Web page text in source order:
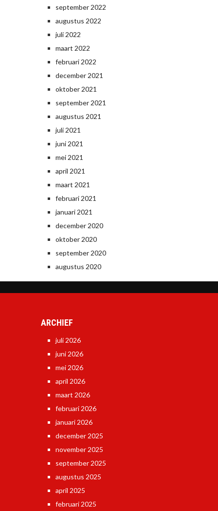
september 2022
augustus 2022
juli 2022
maart 2022
februari 2022
december 2021
oktober 2021
september 2021
augustus 2021
juli 2021
juni 2021
mei 2021
april 2021
maart 2021
februari 2021
januari 2021
december 2020
oktober 2020
september 2020
augustus 2020
ARCHIEF
juli 2026
juni 2026
mei 2026
april 2026
maart 2026
februari 2026
januari 2026
december 2025
november 2025
september 2025
augustus 2025
april 2025
februari 2025